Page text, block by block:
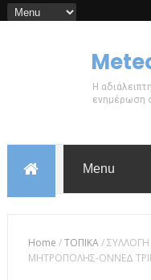
Η
ενημέρωση
Home /ΤΟΠΙΚΑ/ΣΥΛΛΟΓΗ
ΜΗΤΡΟΠΟΛΗΣ-ΟΝΝΕΔ